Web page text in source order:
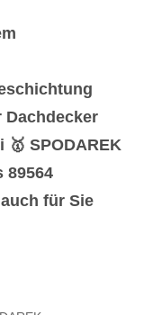
Dachdecker
SPODAREK
89564
für Sie